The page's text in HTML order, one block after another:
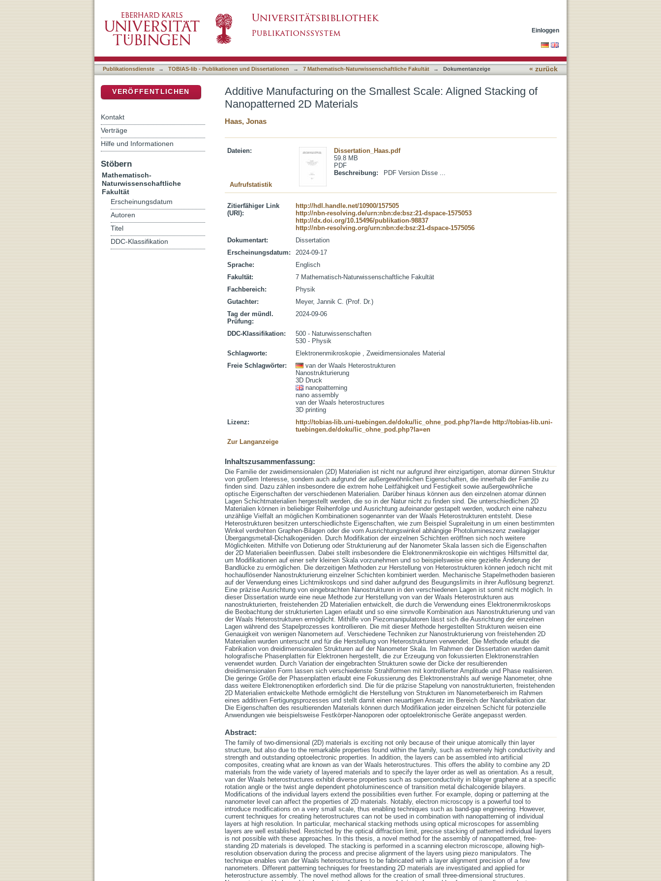
Einloggen
Publikationsdienste → TOBIAS-lib - Publikationen und Dissertationen → 7 Mathematisch-Naturwissenschaftliche Fakultät → Dokumentanzeige « zurück
Additive Manufacturing on the Smallest Scale: Aligned Stacking of
Nanopatterned 2D Materials
Haas, Jonas
Dateien:
Dissertation_Haas.pdf
59.8 MB
PDF
Beschreibung:
PDF Version Disse ...
Aufrufstatistik
Zitierfähiger Link
(URI):
http://hdl.handle.net/10900/157505
http://nbn-resolving.de/urn:nbn:de:bsz:21-dspace-1575053
http://dx.doi.org/10.15496/publikation-98837
http://nbn-resolving.org/urn:nbn:de:bsz:21-dspace-1575056
Dokumentart:
Dissertation
Erscheinungsdatum:
2024-09-17
Sprache:
Englisch
Fakultät:
7 Mathematisch-Naturwissenschaftliche Fakultät
Fachbereich:
Physik
Gutachter:
Meyer, Jannik C. (Prof. Dr.)
Tag der mündl.
Prüfung:
2024-09-06
DDC-Klassifikation:
500 - Naturwissenschaften
530 - Physik
Schlagworte:
Elektronenmikroskopie , Zweidimensionales Material
Freie Schlagwörter:
van der Waals Heterostrukturen
Nanostrukturierung
3D Druck
nanopatterning
nano assembly
van der Waals heterostructures
3D printing
Lizenz:
http://tobias-lib.uni-tuebingen.de/doku/lic_ohne_pod.php?la=de http://tobias-lib.uni-
tuebingen.de/doku/lic_ohne_pod.php?la=en
Zur Langanzeige
Inhaltszusammenfassung:
Die Familie der zweidimensionalen (2D) Materialien ist nicht nur aufgrund ihrer einzigartigen, atomar dünnen Struktur
von großem Interesse, sondern auch aufgrund der außergewöhnlichen Eigenschaften, die innerhalb der Familie zu
finden sind. Dazu zählen insbesondere die extrem hohe Leitfähigkeit und Festigkeit sowie außergewöhnliche
optische Eigenschaften der verschiedenen Materialien. Darüber hinaus können aus den einzelnen atomar dünnen
Lagen Schichtmaterialien hergestellt werden, die so in der Natur nicht zu finden sind. Die unterschiedlichen 2D
Materialien können in beliebiger Reihenfolge und Ausrichtung aufeinander gestapelt werden, wodurch eine nahezu
unzählige Vielfalt an möglichen Kombinationen sogenannter van der Waals Heterostrukturen entsteht. Diese
Heterostrukturen besitzen unterschiedlichste Eigenschaften, wie zum Beispiel Supraleitung in um einen bestimmten
Winkel verdrehten Graphen-Bilagen oder die vom Ausrichtungswinkel abhängige Photolumineszenz zweilagiger
Übergangsmetall-Dichalkogeniden. Durch Modifikation der einzelnen Schichten eröffnen sich noch weitere
Möglichkeiten. Mithilfe von Dotierung oder Strukturierung auf der Nanometer Skala lassen sich die Eigenschaften
der 2D Materialien beeinflussen. Dabei stellt insbesondere die Elektronenmikroskopie ein wichtiges Hilfsmittel dar,
um Modifikationen auf einer sehr kleinen Skala vorzunehmen und so beispielsweise eine gezielte Änderung der
Bandlücke zu ermöglichen. Die derzeitigen Methoden zur Herstellung von Heterostrukturen können jedoch nicht mit
hochauflösender Nanostrukturierung einzelner Schichten kombiniert werden. Mechanische Stapelmethoden basieren
auf der Verwendung eines Lichtmikroskops und sind daher aufgrund des Beugungslimits in ihrer Auflösung begrenzt.
Eine präzise Ausrichtung von eingebrachten Nanostrukturen in den verschiedenen Lagen ist somit nicht möglich. In
dieser Dissertation wurde eine neue Methode zur Herstellung von van der Waals Heterostrukturen aus
nanostrukturierten, freistehenden 2D Materialien entwickelt, die durch die Verwendung eines Elektronenmikroskops
die Beobachtung der strukturierten Lagen erlaubt und so eine sinnvolle Kombination aus Nanostrukturierung und van
der Waals Heterostrukturen ermöglicht. Mithilfe von Piezomanipulatoren lässt sich die Ausrichtung der einzelnen
Lagen während des Stapelprozesses kontrollieren. Die mit dieser Methode hergestellten Strukturen weisen eine
Genauigkeit von wenigen Nanometern auf. Verschiedene Techniken zur Nanostrukturierung von freistehenden 2D
Materialien wurden untersucht und für die Herstellung von Heterostrukturen verwendet. Die Methode erlaubt die
Fabrikation von dreidimensionalen Strukturen auf der Nanometer Skala. Im Rahmen der Dissertation wurden damit
holografische Phasenplatten für Elektronen hergestellt, die zur Erzeugung von fokussierten Elektronenstrahlen
verwendet wurden. Durch Variation der eingebrachten Strukturen sowie der Dicke der resultierenden
dreidimensionalen Form lassen sich verschiedenste Strahlformen mit kontrollierter Amplitude und Phase realisieren.
Die geringe Größe der Phasenplatten erlaubt eine Fokussierung des Elektronenstrahls auf wenige Nanometer, ohne
dass weitere Elektronenoptiken erforderlich sind. Die für die präzise Stapelung von nanostrukturierten, freistehenden
2D Materialien entwickelte Methode ermöglicht die Herstellung von Strukturen im Nanometerbereich im Rahmen
eines additiven Fertigungsprozesses und stellt damit einen neuartigen Ansatz im Bereich der Nanofabrikation dar.
Die Eigenschaften des resultierenden Materials können durch Modifikation jeder einzelnen Schicht für potenzielle
Anwendungen wie beispielsweise Festkörper-Nanoporen oder optoelektronische Geräte angepasst werden.
Abstract:
The family of two-dimensional (2D) materials is exciting not only because of their unique atomically thin layer
structure, but also due to the remarkable properties found within the family, such as extremely high conductivity and
strength and outstanding optoelectronic properties. In addition, the layers can be assembled into artificial
composites, creating what are known as van der Waals heterostructures. This offers the ability to combine any 2D
materials from the wide variety of layered materials and to specify the layer order as well as orientation. As a result,
van der Waals heterostructures exhibit diverse properties such as superconductivity in bilayer graphene at a specific
rotation angle or the twist angle dependent photoluminescence of transition metal dichalcogenide bilayers.
Modifications of the individual layers extend the possibilities even further. For example, doping or patterning at the
nanometer level can affect the properties of 2D materials. Notably, electron microscopy is a powerful tool to
introduce modifications on a very small scale, thus enabling techniques such as band-gap engineering. However,
current techniques for creating heterostructures can not be used in combination with nanopatterning of individual
layers at high resolution. In particular, mechanical stacking methods using optical microscopes for assembling
layers are well established. Restricted by the optical diffraction limit, precise stacking of patterned individual layers
is not possible with these approaches. In this thesis, a novel method for the assembly of nanopatterned, free-
standing 2D materials is developed. The stacking is performed in a scanning electron microscope, allowing high-
resolution observation during the process and precise alignment of the layers using piezo manipulators. The
technique enables van der Waals heterostructures to be fabricated with a layer alignment precision of a few
nanometers. Different patterning techniques for freestanding 2D materials are investigated and applied for
heterostructure assembly. The novel method allows for the creation of small three-dimensional structures.
VERÖFFENTLICHEN
Kontakt
Verträge
Hilfe und Informationen
Stöbern
Mathematisch-
Naturwissenschaftliche
Fakultät
Erscheinungsdatum
Autoren
Titel
DDC-Klassifikation